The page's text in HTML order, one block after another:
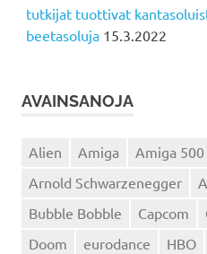
tutkijat tuottivat
beetasoluja 15.3.2022
AVAINSANOJA
Alien Amiga
Amiga 500
Arnold Schwarzenegger
Bubble Bobble
Capcom
Doom
eurodance HBO